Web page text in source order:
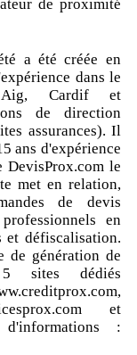
de proximité
a été créée en
dans le
Aig, Cardif et
de direction
assurances). Il
ans d'expérience
le
met en relation,
de devis
en
et défiscalisation.
de génération de
sites dédiés
et
d'informations :